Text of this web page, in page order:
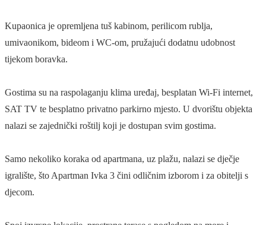
Kupaonica je opremljena tuš kabinom, perilicom rublja,
umivaonikom, bideom i WC-om, pružajući dodatnu udobnost
tijekom boravka.
Gostima su na raspolaganju klima uređaj, besplatan Wi-Fi internet,
SAT TV te besplatno privatno parkirno mjesto. U dvorištu objekta
nalazi se zajednički roštilj koji je dostupan svim gostima.
Samo nekoliko koraka od apartmana, uz plažu, nalazi se dječje
igralište, što Apartman Ivka 3 čini odličnim izborom i za obitelji s
djecom.